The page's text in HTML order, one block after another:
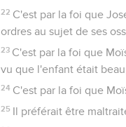
22 C'est par la foi que
ordres au sujet de ses
23 C'est par la foi que
vu que l'enfant était
24 C'est par la foi que
25 Il préférait être